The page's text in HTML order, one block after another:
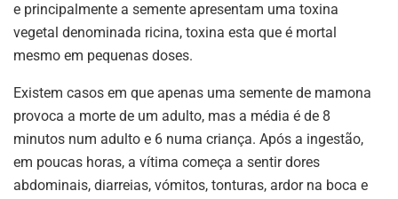
e principalmente a semente apresentam uma toxina
vegetal denominada ricina, toxina esta que é mortal
mesmo em pequenas doses.
Existem casos em que apenas uma semente de mamona
provoca a morte de um adulto, mas a média é de 8
minutos num adulto e 6 numa criança. Após a ingestão,
em poucas horas, a vítima começa a sentir dores
abdominais, diarreias, vómitos, tonturas, ardor na boca e